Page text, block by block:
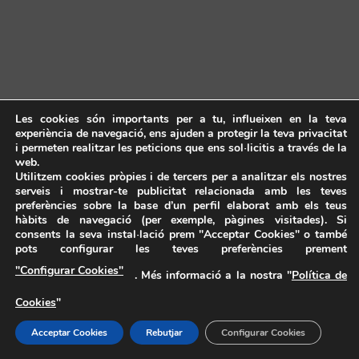
Les cookies són importants per a tu, influeixen en la teva
experiència de navegació, ens ajuden a protegir la teva privacitat
i permeten realitzar les peticions que ens sol·licitis a través de la
web.
Utilitzem cookies pròpies i de tercers per a analitzar els nostres
serveis i mostrar-te publicitat relacionada amb les teves
preferències sobre la base d’un perfil elaborat amb els teus
hàbits de navegació (per exemple, pàgines visitades). Si
consents la seva instal·lació prem "Acceptar Cookies" o també
pots configurar les teves preferències prement
"Configurar Cookies"
. Més informació a la nostra "Política de
Cookies"
Acceptar Cookies Rebutjar Configurar Cookies